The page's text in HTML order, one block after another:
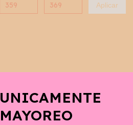
Aplicar
UNICAMENTE
MAYOREO